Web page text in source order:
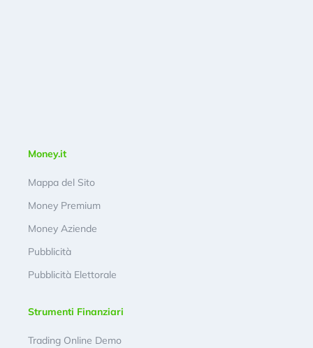
Money.it
Mappa del Sito
Money Premium
Money Aziende
Pubblicità
Pubblicità Elettorale
Strumenti Finanziari
Trading Online Demo